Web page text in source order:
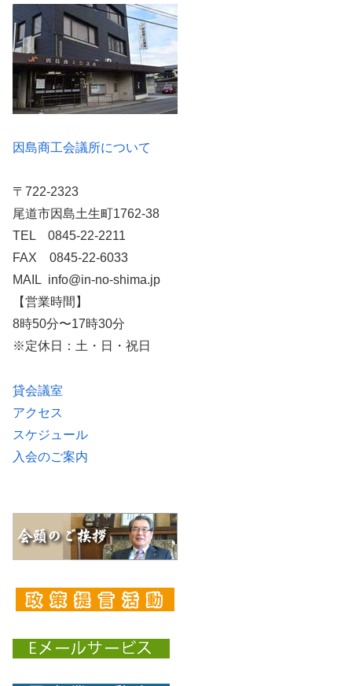
因島商工会議所について
〒722-2323
尾道市因島土生町1762-38
TEL 0845-22-2211
FAX 0845-22-6033
MAIL info@in-no-shima.jp
【営業時間】
8時50分〜17時30分
※定休日：土・日・祝日
貸会議室
アクセス
スケジュール
入会のご案内